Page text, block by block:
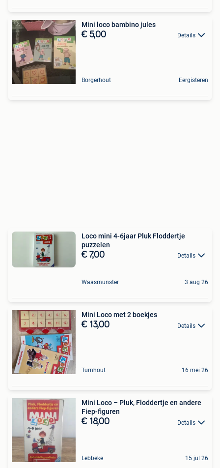
Mini loco bambino jules
€ 5,00 Details
Borgerhout Eergisteren
Loco mini 4-6jaar Pluk Floddertje
puzzelen
€ 7,00 Details
Waasmunster 3 aug 26
Mini Loco met 2 boekjes
€ 13,00 Details
Turnhout 16 mei 26
Mini Loco – Pluk, Floddertje en andere
Fiep-figuren
€ 18,00 Details
Lebbeke 15 jul 26